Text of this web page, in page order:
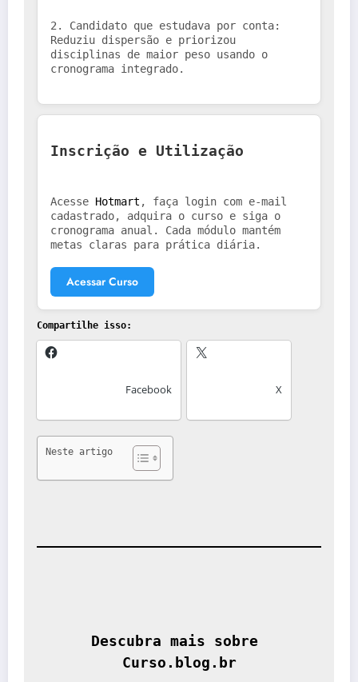
2. Candidato que estudava por conta:
Reduziu dispersão e priorizou
disciplinas de maior peso usando o
cronograma integrado.
Inscrição e Utilização
Acesse Hotmart , faça login com e-mail
cadastrado, adquira o curso e siga o
cronograma anual. Cada módulo mantém
metas claras para prática diária.
Acessar Curso
Compartilhe isso:
Facebook X
Neste artigo
Descubra mais sobre
Curso.blog.br